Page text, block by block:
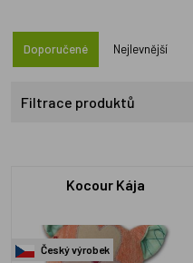
Doporučené Nejlevnější
Filtrace produktů
Kocour Kája
Český výrobek